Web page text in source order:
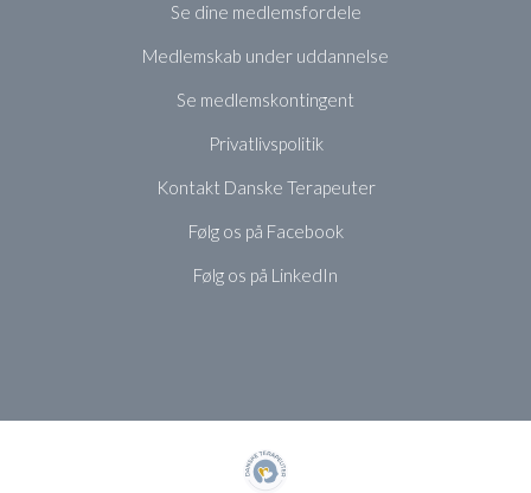
Se dine medlemsfordele
Medlemskab under uddannelse
Se medlemskontingent
Privatlivspolitik
Kontakt Danske Terapeuter
Følg os på Facebook
Følg os på LinkedIn